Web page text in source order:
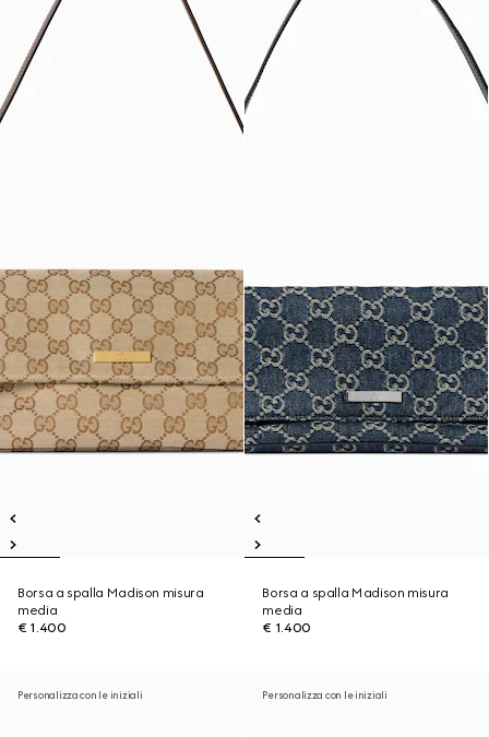
Borsa a spalla Madison misura
media
€ 1.400
Borsa a spalla Madison misura
media
€ 1.400
Personalizza con le iniziali Personalizza con le iniziali